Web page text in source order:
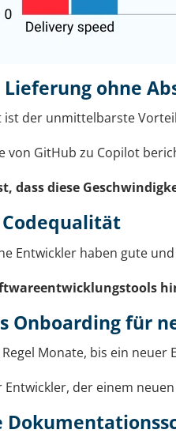
Lieferung ohne
ist der unmittelbarste
von GitHub zu Copilot
dass diese
Entwickler haben gute
Onboarding für
Monate, bis ein
Entwickler, der einem